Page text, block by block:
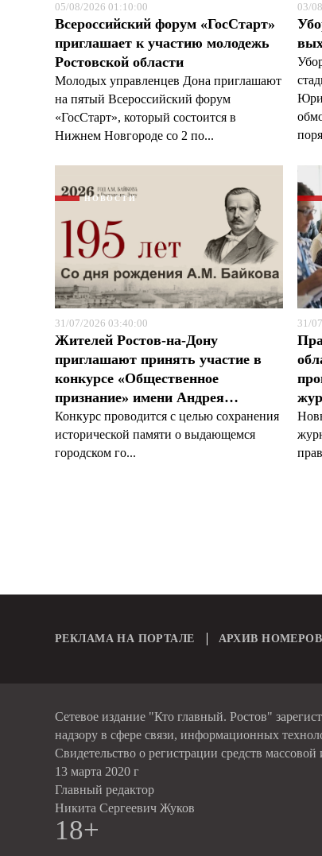
05/08/2026 01:10:00
Всероссийский форум «ГосСтарт»
приглашает к участию молодежь
Ростовской области
Молодых управленцев Дона приглашают
на пятый Всероссийский форум
«ГосСтарт», который состоится в
Нижнем Новгороде со 2 по...
03/
НОВОСТИ
31/07/2026 03:40:00
Жителей Ростов-на-Дону
приглашают принять участие в
конкурсе «Общественное
признание» имени Андрея…
Конкурс проводится с целью сохранения
исторической памяти о выдающемся
городском го...
31/
РЕКЛАМА НА ПОРТАЛЕ АРХИВ НОМЕРОВ
Сетевое издание "Кто главный. Ростов"
надзору в сфере связи, информационных
Свидетельство о регистрации средств
13 марта 2020 г
Главный редактор
Никита Сергеевич Жуков
18+